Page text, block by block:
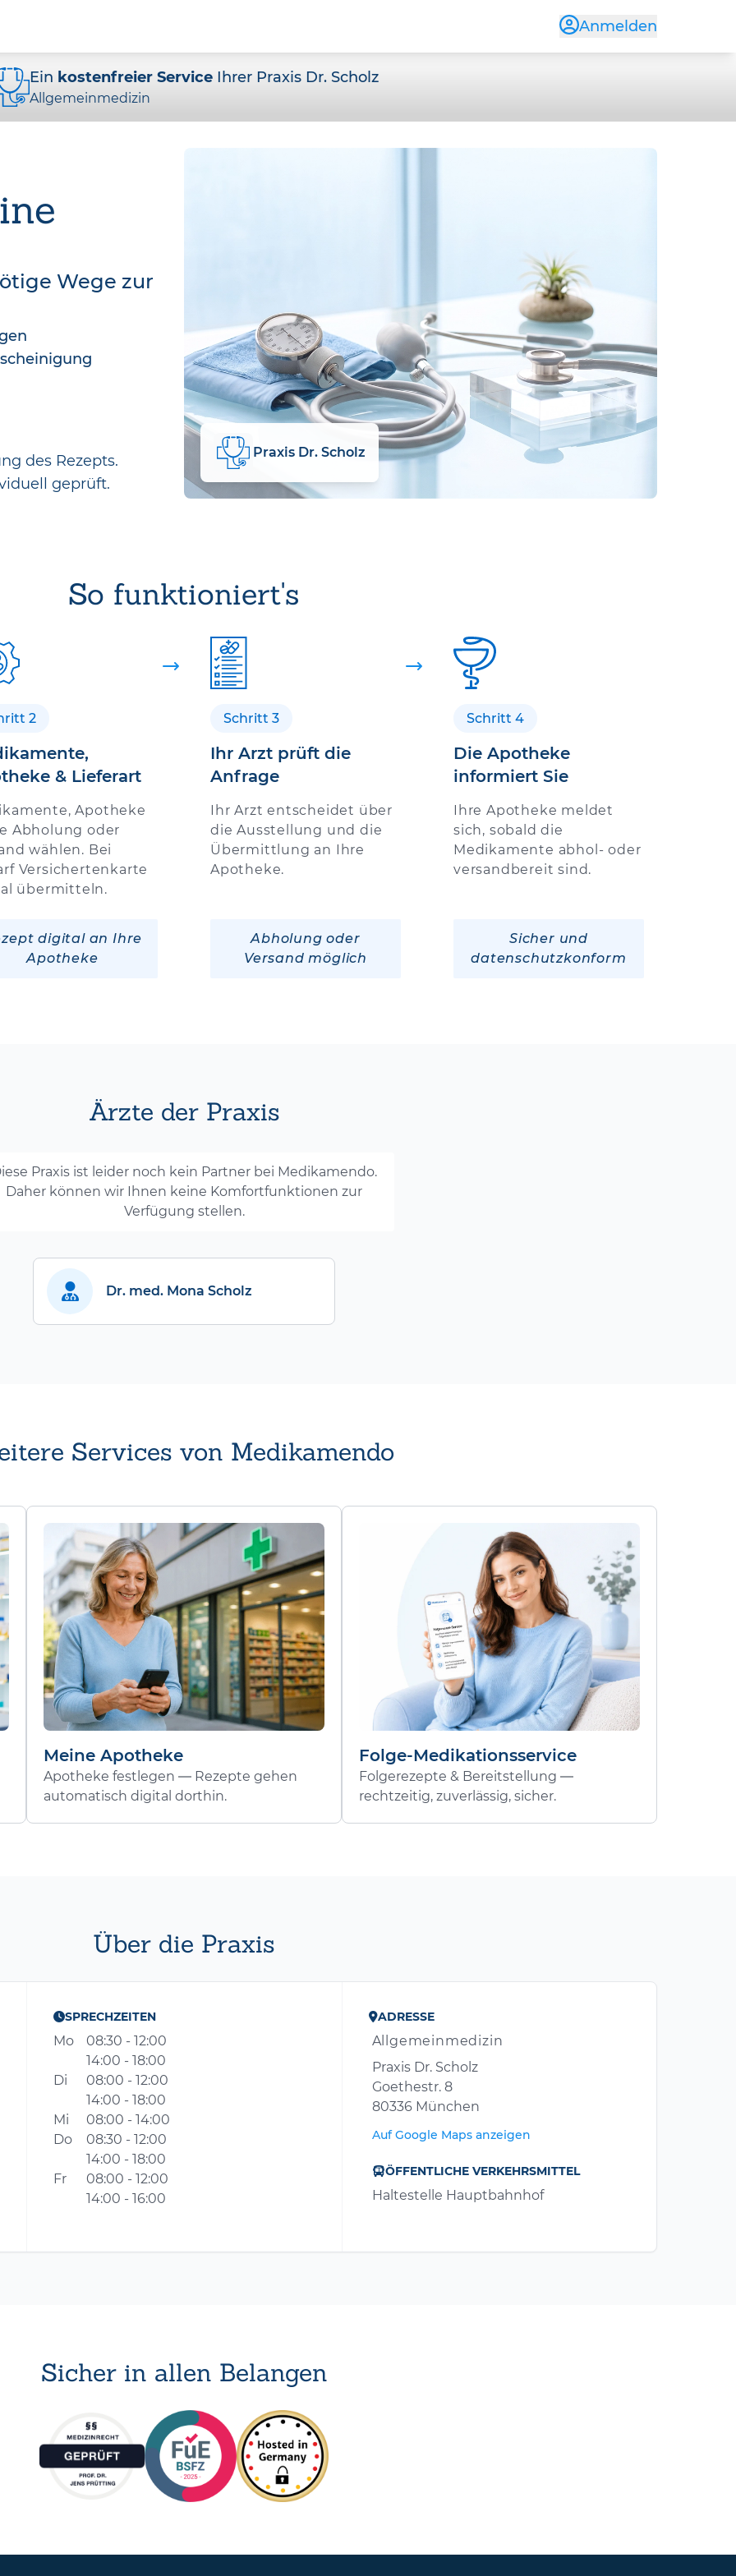
Anmelden
Ein kostenfreier ServiceIhrer Praxis Dr. Scholz
Allgemeinmedizin
Wege zur
des Rezepts.
geprüft.
Praxis Dr. Scholz
So funktioniert's
2
& Lieferart
Apotheke
Abholung oder
wählen. Bei
Versichertenkarte
übermitteln.
digital an Ihre
Apotheke
Schritt 3
Ihr Arzt prüft die
Anfrage
Ihr Arzt entscheidet über
die Ausstellung und die
Übermittlung an Ihre
Apotheke.
Abholung oder
Versand möglich
Schritt 4
Die Apotheke
informiert Sie
Ihre Apotheke meldet
sich, sobald die
Medikamente abhol- oder
versandbereit sind.
Sicher und
datenschutzkonform
Ärzte der Praxis
Praxis ist leider noch kein Partner bei Medikamendo.
Daher können wir Ihnen keine Komfortfunktionen zur
Verfügung stellen.
Dr. med. Mona Scholz
Services von Medikamendo
Meine Apotheke
Apotheke festlegen — Rezepte gehen
automatisch digital dorthin.
Folge-Medikationsservice
Folgerezepte & Bereitstellung —
rechtzeitig, zuverlässig, sicher.
Über die Praxis
SPRECHZEITEN
Mo
08:30 - 12:00
14:00 - 18:00
Di
08:00 - 12:00
14:00 - 18:00
Mi
08:00 - 14:00
Do
08:30 - 12:00
14:00 - 18:00
Fr
08:00 - 12:00
14:00 - 16:00
ADRESSE
Allgemeinmedizin
Praxis Dr. Scholz
Goethestr. 8
80336 München
Auf Google Maps anzeigen
ÖFFENTLICHE VERKEHRSMITTEL
Haltestelle Hauptbahnhof
Sicher in allen Belangen